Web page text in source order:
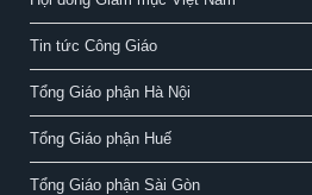
Tin tức Công Giáo
Tổng Giáo phận Hà Nội
Tổng Giáo phận Huế
Tổng Giáo phận Sài Gòn